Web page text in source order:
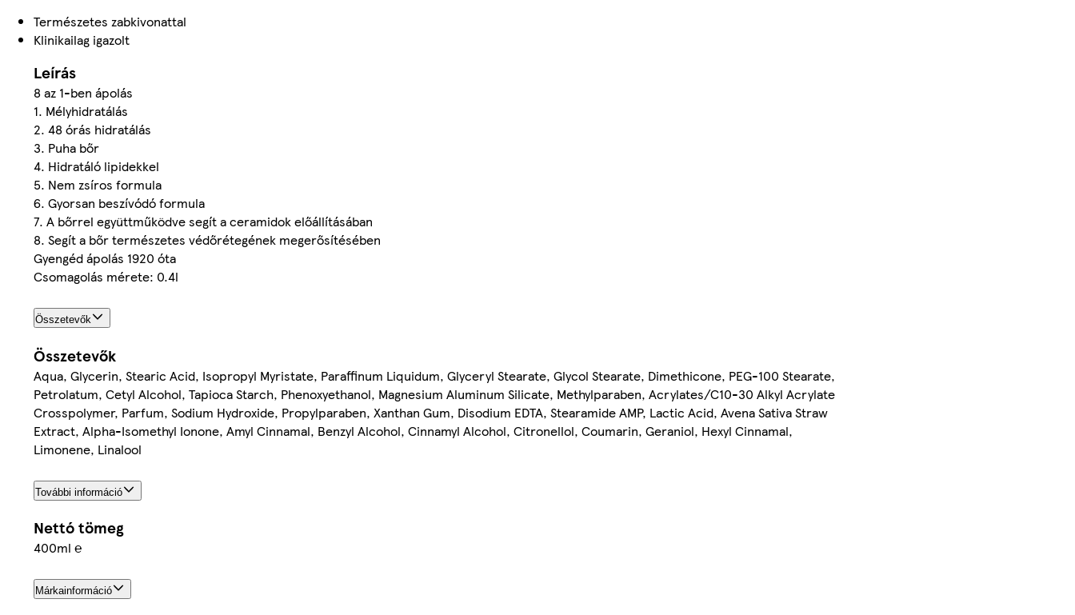
Természetes zabkivonattal
Klinikailag igazolt
Leírás
8 az 1-ben ápolás
1. Mélyhidratálás
2. 48 órás hidratálás
3. Puha bőr
4. Hidratáló lipidekkel
5. Nem zsíros formula
6. Gyorsan beszívódó formula
7. A bőrrel együttműködve segít a ceramidok előállításában
8. Segít a bőr természetes védőrétegének megerősítésében
Gyengéd ápolás 1920 óta
Csomagolás mérete: 0.4l
Összetevők
Összetevők
Aqua, Glycerin, Stearic Acid, Isopropyl Myristate, Paraffinum Liquidum, Glyceryl Stearate, Glycol Stearate, Dimethicone, PEG-100 Stearate,
Petrolatum, Cetyl Alcohol, Tapioca Starch, Phenoxyethanol, Magnesium Aluminum Silicate, Methylparaben, Acrylates/C10-30 Alkyl Acrylate
Crosspolymer, Parfum, Sodium Hydroxide, Propylparaben, Xanthan Gum, Disodium EDTA, Stearamide AMP, Lactic Acid, Avena Sativa Straw
Extract, Alpha-Isomethyl Ionone, Amyl Cinnamal, Benzyl Alcohol, Cinnamyl Alcohol, Citronellol, Coumarin, Geraniol, Hexyl Cinnamal,
Limonene, Linalool
További információ
Nettó tömeg
400ml ℮
Márkainformáció